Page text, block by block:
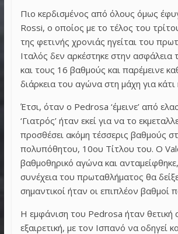
Πιο κερδισμένος από όλους όμως
Rossi, ο οποίος με το τέλος του
της φετινής χρονιάς ηγείται του
Ιταλός δεν αρκέστηκε στην ασφάλεια
και τους 16 βαθμούς και παρέμεινε
διάρκεια του αγώνα στη μάχη για κάτι
Έτσι, όταν ο Pedrosa ‘έμεινε’ από
‘Γιατρός’ ήταν εκεί για να το
προσθέσει ακόμη τέσσερις βαθμούς
πολυπόθητου, 10ου Τίτλου του. Ο
βαθμοθηρικό αγώνα και
συνέχεια του πρωταθλήματος θα
σημαντικοί ήταν οι επιπλέον βαθμοί
Η εμφάνιση του Pedrosa ήταν θετική
εξαιρετική, με τον Ισπανό να οδηγεί